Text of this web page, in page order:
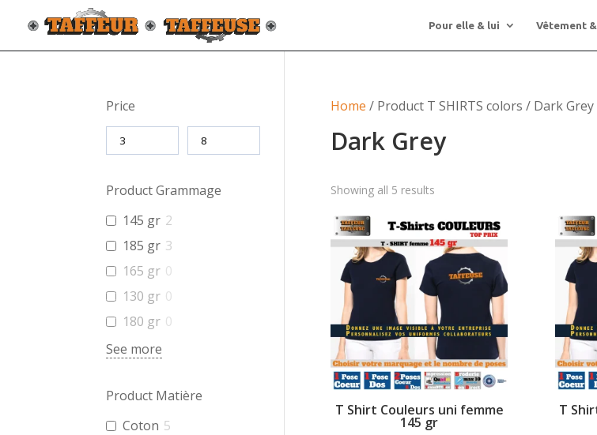
Pour elle & lui Vêtement
Home / Product T SHIRTS colors / Dark Grey
Dark Grey
Showing all 5 results
T Shirt Couleurs uni femme
145 gr
T
Price
Product Grammage
145 gr 2
185 gr 3
165 gr 0
130 gr 0
180 gr 0
See more
Product Matière
Coton 5